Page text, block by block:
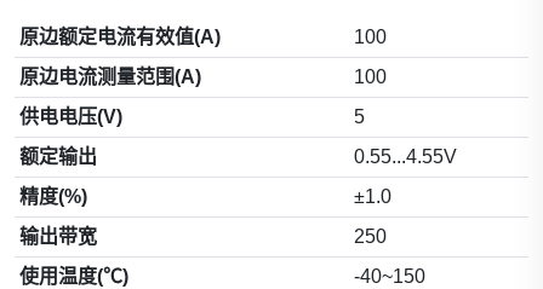
原边额定电流有效值(A)
100
原边电流测量范围(A)
100
供电电压(V)
5
额定输出
0.55...4.55V
精度(%)
±1.0
输出带宽
250
使用温度(℃)
-40~150